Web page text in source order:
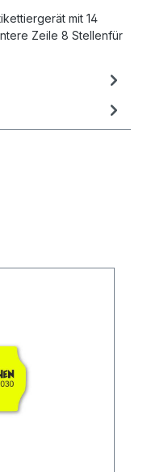
mit 14
Zeile 8 Stellenfür